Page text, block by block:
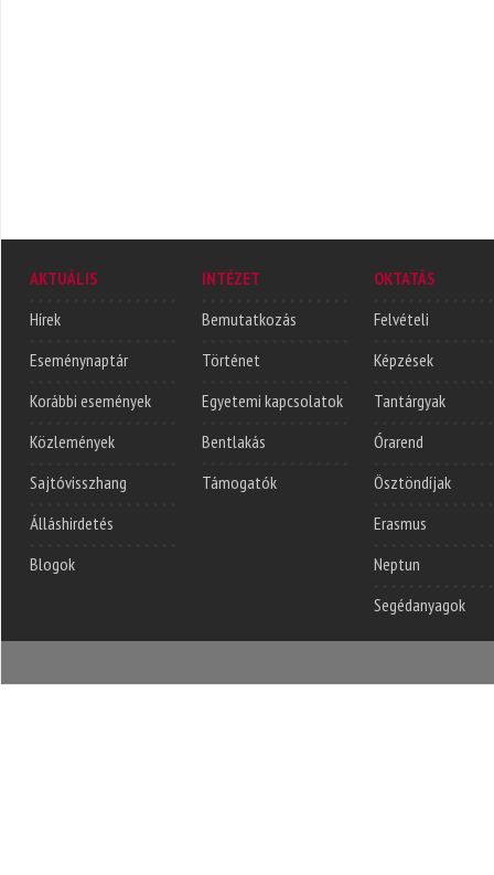
AKTUÁLIS
Hírek
Eseménynaptár
Korábbi események
Közlemények
Sajtóvisszhang
Álláshirdetés
Blogok
INTÉZET
Bemutatkozás
Történet
Egyetemi kapcsolatok
Bentlakás
Támogatók
OKTATÁS
Felvételi
Képzések
Tantárgyak
Órarend
Ösztöndíjak
Erasmus
Neptun
Segédanyagok